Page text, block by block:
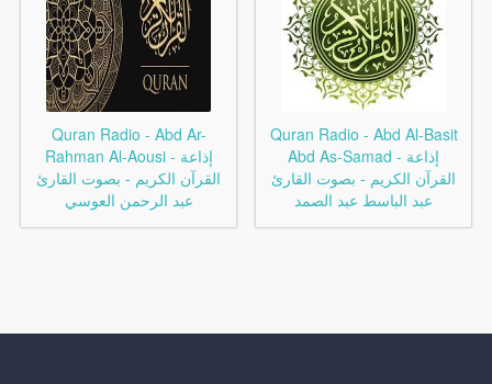
Quran Radio - Abd Ar-
Rahman Al-Aousi - إذاعة
القرآن الكريم - بصوت القارئ
عبد الرحمن العوسي
Quran Radio - Abd Al-Basit
Abd As-Samad - إذاعة
القرآن الكريم - بصوت القارئ
عبد الباسط عبد الصمد